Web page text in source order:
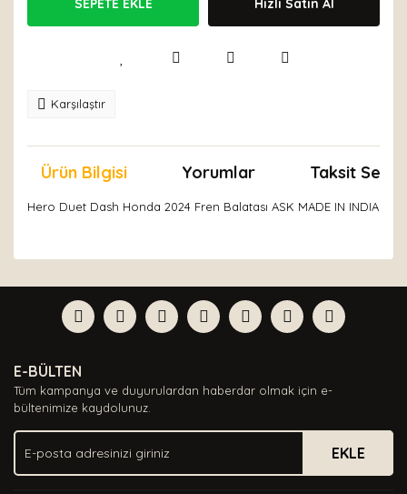
Karşılaştır
Ürün Bilgisi Yorumlar Taksit
Hero Duet Dash Honda 2024 Fren Balatası ASK MADE IN INDIA
Yorum Yaz
formunu kullanarak tarafımıza iletebilirsiniz.
Görüş ve önerileriniz için teşekkür ederiz.
Ürün açıklamasında eksik bilgiler bulunuyor.
Ürün bilgilerinde hatalar bulunuyor.
Ürün fiyatı diğer sitelerden daha pahalı.
Bu ürüne benzer farklı alternatifler olmalı.
E-BÜLTEN
Tüm kampanya ve duyurulardan haberdar olmak için e-
bültenimize kaydolunuz.
EKLE